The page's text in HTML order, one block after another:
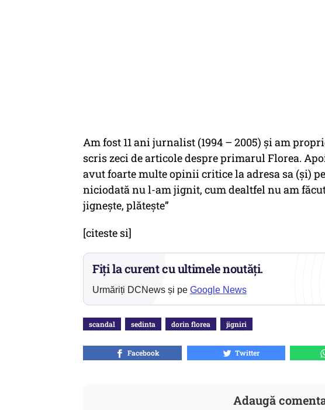
Am fost 11 ani jurnalist (1994 – 2005) şi am
scris zeci de articole despre primarul Florea.
avut foarte multe opinii critice la adresa sa (şi)
niciodată nu l-am jignit, cum dealtfel nu am
jigneşte, plăteşte”
[citeste si]
Fiți la curent cu ultimele noutăți.
Urmăriți DCNews și pe Google News
scandal sedinta dorin florea jigniri
Facebook Twitter
Adaugă